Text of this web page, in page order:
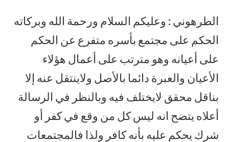
الطرهوني : وعليكم السلام ورحمة الله وبركاته
الحكم على مجتمع بأسره متفرع عن الحكم
على أعيانه وهو مترتب على أعمال هؤلاء
الأعيان والعبرة دائما بالأصل ولاينتقل عنه إلا
بناقل محقق لايختلف فيه وبالنظر في الرسالة
أعلاه يتضح انه ليس كل من وقع في كفر أو
شرك يحكم عليه بأنه كافر ولذا فالمجتمعات